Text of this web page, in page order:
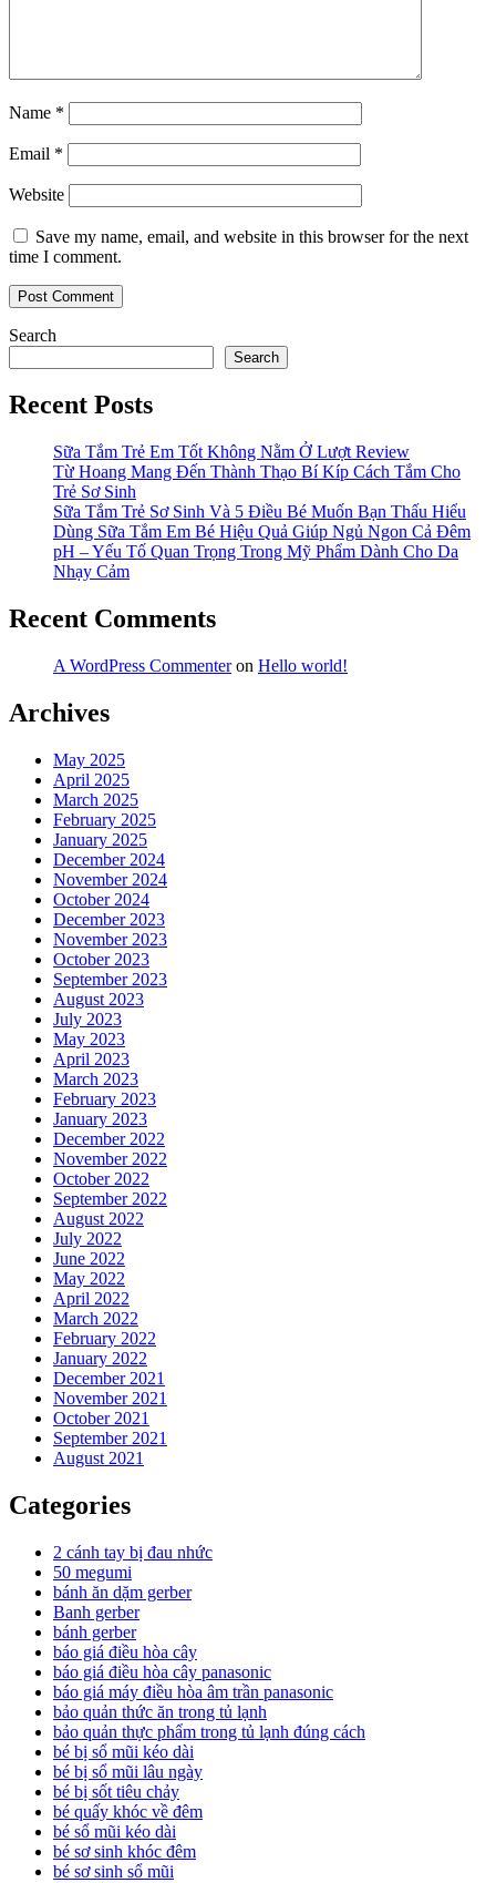
Name *
Email *
Website
Save my name, email, and website in this browser for the next
time I comment.
Search
Search
Recent Posts
Sữa Tắm Trẻ Em Tốt Không Nằm Ở Lượt Review
Từ Hoang Mang Đến Thành Thạo Bí Kíp Cách Tắm Cho
Trẻ Sơ Sinh
Sữa Tắm Trẻ Sơ Sinh Và 5 Điều Bé Muốn Bạn Thấu Hiểu
Dùng Sữa Tắm Em Bé Hiệu Quả Giúp Ngủ Ngon Cả Đêm
pH – Yếu Tố Quan Trọng Trong Mỹ Phẩm Dành Cho Da
Nhạy Cảm
Recent Comments
A WordPress Commenteron Hello world!
Archives
May 2025
April 2025
March 2025
February 2025
January 2025
December 2024
November 2024
October 2024
December 2023
November 2023
October 2023
September 2023
August 2023
July 2023
May 2023
April 2023
March 2023
February 2023
January 2023
December 2022
November 2022
October 2022
September 2022
August 2022
July 2022
June 2022
May 2022
April 2022
March 2022
February 2022
January 2022
December 2021
November 2021
October 2021
September 2021
August 2021
Categories
2 cánh tay bị đau nhức
50 megumi
bánh ăn dặm gerber
Banh gerber
bánh gerber
báo giá điều hòa cây
báo giá điều hòa cây panasonic
báo giá máy điều hòa âm trần panasonic
bảo quản thức ăn trong tủ lạnh
bảo quản thực phẩm trong tủ lạnh đúng cách
bé bị sổ mũi kéo dài
bé bị sổ mũi lâu ngày
bé bị sốt tiêu chảy
bé quấy khóc về đêm
bé sổ mũi kéo dài
bé sơ sinh khóc đêm
bé sơ sinh sổ mũi